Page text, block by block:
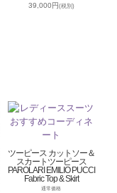
39,000円 (税別)
ツーピース カットソー＆
スカートツーピース
PAROLARI EMILIO PUCCI
Fabric Top & Skirt
通常価格